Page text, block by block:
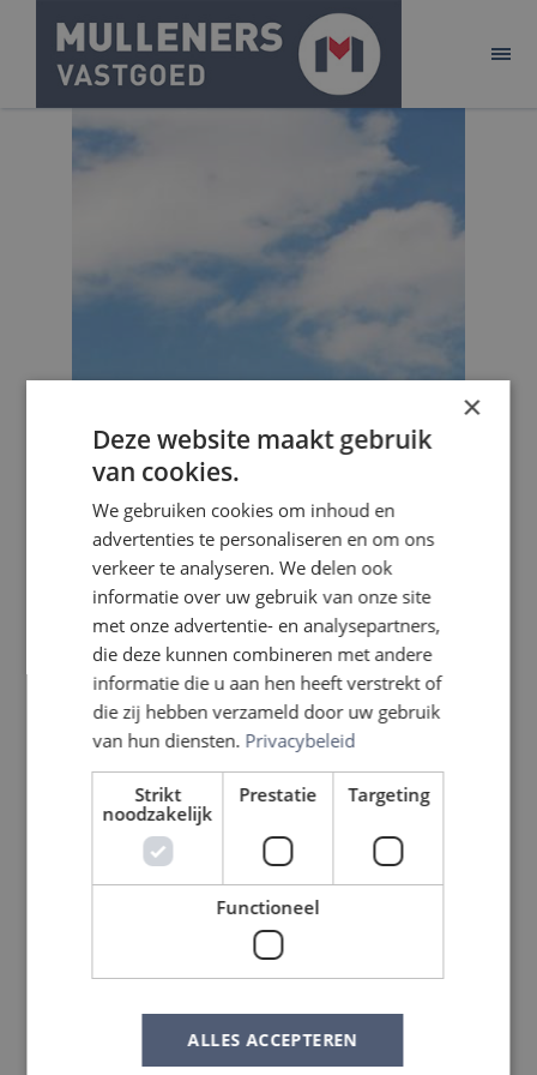
ONTWIKKELEN
BELEGGEN
×
Deze website maakt gebruik
van cookies.
We gebruiken cookies om inhoud en
advertenties te personaliseren en om ons
verkeer te analyseren. We delen ook
informatie over uw gebruik van onze site
met onze advertentie- en analysepartners,
die deze kunnen combineren met andere
informatie die u aan hen heeft verstrekt of
die zij hebben verzameld door uw gebruik
van hun diensten. Privacybeleid
Strikt
noodzakelijk
Prestatie Targeting
Functioneel
ALLES ACCEPTEREN